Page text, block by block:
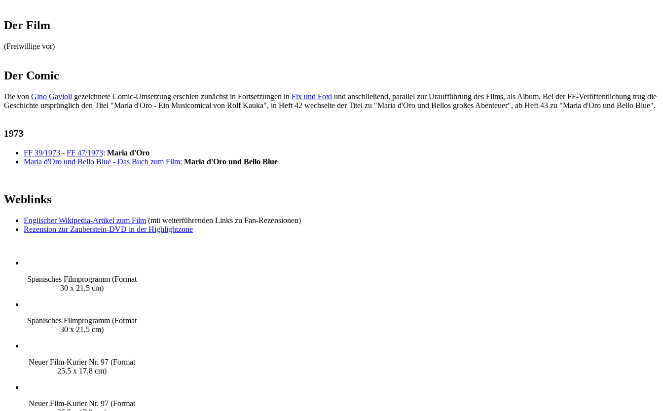
Der Film
(Freiwillige vor)
Der Comic
Die von Gino Gavioli gezeichnete Comic-Umsetzung erschien zunächst in Fortsetzungen in Fix und Foxi und anschließend, parallel zur Uraufführung des Films, als Album. Bei der FF-Veröffentlichung trug die
Geschichte ursprünglich den Titel "Maria d'Oro - Ein Musicomical von Rolf Kauka", in Heft 42 wechselte der Titel zu "Maria d'Oro und Bellos großes Abenteuer", ab Heft 43 zu "Maria d'Oro und Bello Blue".
1973
FF 39/1973 - FF 47/1973: Maria d'Oro
Maria d'Oro und Bello Blue - Das Buch zum Film: Maria d'Oro und Bello Blue
Weblinks
Englischer Wikipedia-Artikel zum Film (mit weiterführenden Links zu Fan-Rezensionen)
Rezension zur Zauberstein-DVD in der Highlightzone
Spanisches Filmprogramm (Format
30 x 21,5 cm)
Spanisches Filmprogramm (Format
30 x 21,5 cm)
Neuer Film-Kurier Nr. 97 (Format
25,5 x 17,8 cm)
Neuer Film-Kurier Nr. 97 (Format